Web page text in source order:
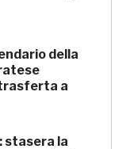
della
trasferta a
stasera la